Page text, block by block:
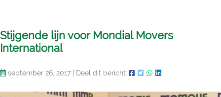
Stijgende lijn voor Mondial Movers
International
september 26, 2017 Deel dit bericht: